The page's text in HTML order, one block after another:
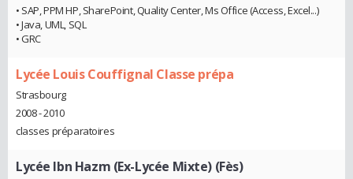
• SAP, PPM HP, SharePoint, Quality Center, Ms Office (Access, Excel...)
• Java, UML, SQL
• GRC
Lycée Louis Couffignal Classe prépa
Strasbourg
2008 - 2010
classes préparatoires
Lycée Ibn Hazm (Ex-Lycée Mixte) (Fès)